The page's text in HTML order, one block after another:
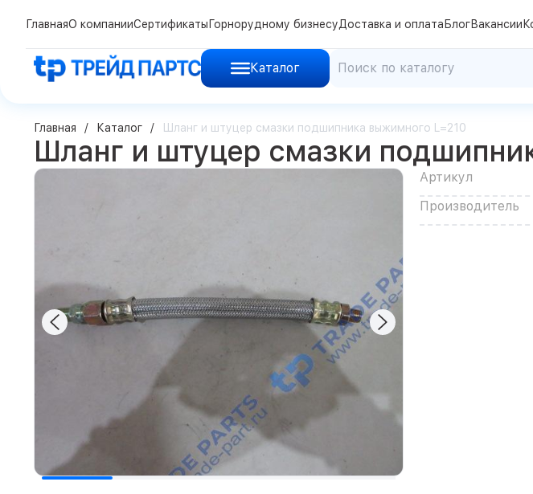
Каталог
ГлавнаяО компанииСертификаты Горнорудному бизнесуДоставка и оплата БлогВакансии
Главная Каталог Шланг и штуцер смазки подшипника выжимного L=210
Шланг и штуцер смазки
Артикул
Производитель